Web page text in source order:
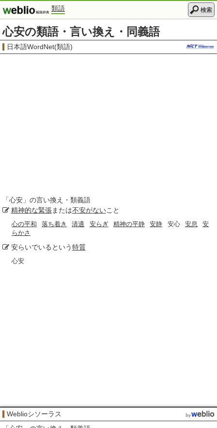
類語 検索
心安の類語・言い換え・同義語
日本語WordNet(類語)
「心安 」の言い換え・類義語
精神的な緊張または不安がないこと
心の平和 落ち着き 清適 安らぎ 精神の平静 安静 安心 安息
安
らかさ
安らいでいるという特質
心安
Weblioシソーラス